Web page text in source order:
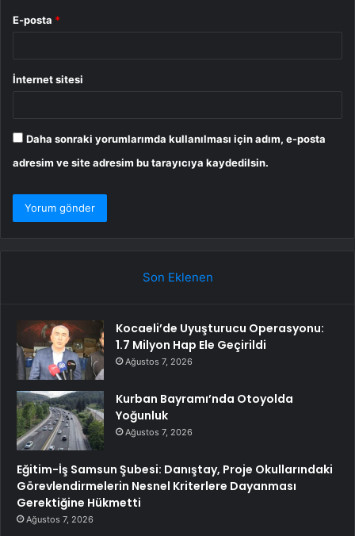
E-posta *
İnternet sitesi
Daha sonraki yorumlarımda kullanılması için adım, e-posta
adresim ve site adresim bu tarayıcıya kaydedilsin.
Son Eklenen
Kocaeli’de Uyuşturucu Operasyonu:
1.7 Milyon Hap Ele Geçirildi
Ağustos 7, 2026
Kurban Bayramı’nda Otoyolda
Yoğunluk
Ağustos 7, 2026
Eğitim-İş Samsun Şubesi: Danıştay, Proje Okullarındaki
Görevlendirmelerin Nesnel Kriterlere Dayanması
Gerektiğine Hükmetti
Ağustos 7, 2026